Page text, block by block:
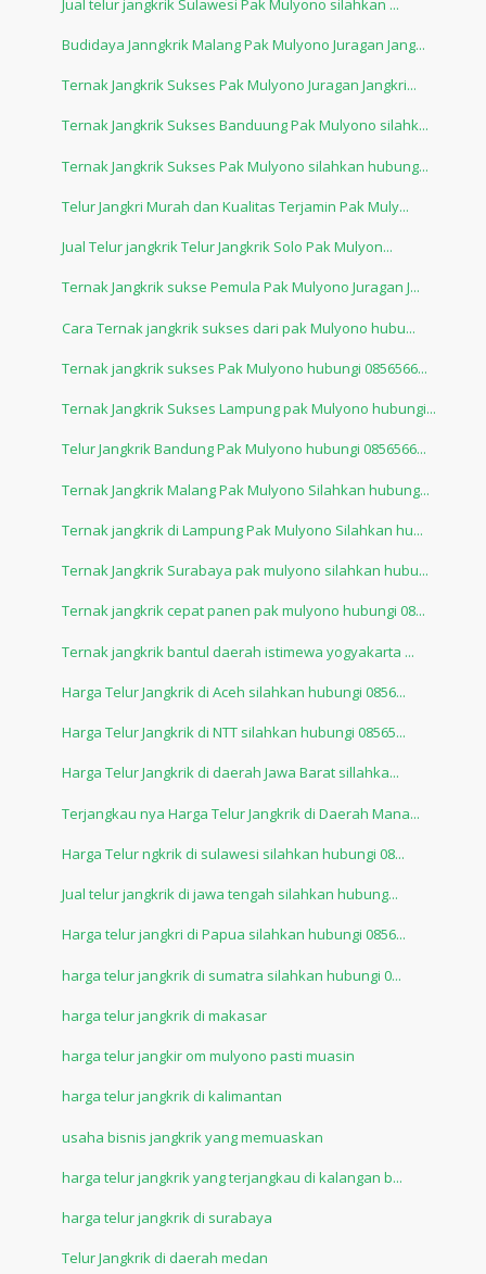
Budidaya Janngkrik Malang Pak Mulyono Juragan Jang...
Ternak Jangkrik Sukses Pak Mulyono Juragan Jangkri...
Ternak Jangkrik Sukses Banduung Pak Mulyono silahk...
Ternak Jangkrik Sukses Pak Mulyono silahkan hubung...
Telur Jangkri Murah dan Kualitas Terjamin Pak Muly...
Jual Telur jangkrik Telur Jangkrik Solo Pak Mulyon...
Ternak Jangkrik sukse Pemula Pak Mulyono Juragan J...
Cara Ternak jangkrik sukses dari pak Mulyono hubu...
Ternak jangkrik sukses Pak Mulyono hubungi 0856566...
Ternak Jangkrik Sukses Lampung pak Mulyono hubungi...
Telur Jangkrik Bandung Pak Mulyono hubungi 0856566...
Ternak Jangkrik Malang Pak Mulyono Silahkan hubung...
Ternak jangkrik di Lampung Pak Mulyono Silahkan hu...
Ternak Jangkrik Surabaya pak mulyono silahkan hubu...
Ternak jangkrik cepat panen pak mulyono hubungi 08...
Ternak jangkrik bantul daerah istimewa yogyakarta ...
Harga Telur Jangkrik di Aceh silahkan hubungi 0856...
Harga Telur Jangkrik di NTT silahkan hubungi 08565...
Harga Telur Jangkrik di daerah Jawa Barat sillahka...
Terjangkau nya Harga Telur Jangkrik di Daerah Mana...
Harga Telur ngkrik di sulawesi silahkan hubungi 08...
Jual telur jangkrik di jawa tengah silahkan hubung...
Harga telur jangkri di Papua silahkan hubungi 0856...
harga telur jangkrik di sumatra silahkan hubungi 0...
harga telur jangkrik di makasar
harga telur jangkir om mulyono pasti muasin
harga telur jangkrik di kalimantan
usaha bisnis jangkrik yang memuaskan
harga telur jangkrik yang terjangkau di kalangan b...
harga telur jangkrik di surabaya
Telur Jangkrik di daerah medan